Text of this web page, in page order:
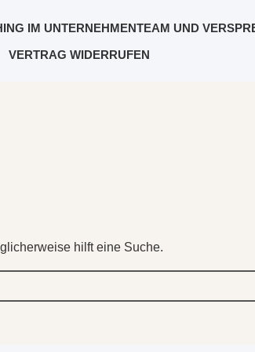
IM UNTERNEHMENTEAM UND
VERTRAG WIDERRUFEN
hilft eine Suche.